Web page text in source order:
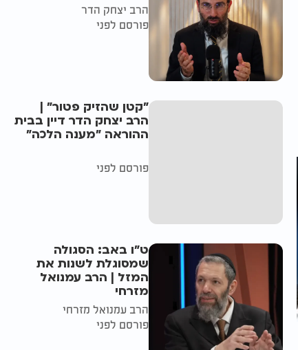
הרב יצחק הדר
פורסם לפני
"קטן שהזיק פטור" |
הרב יצחק הדר דיין בבית
ההוראה "מענה הלכה"
פורסם לפני
ט"ו באב: הסגולה
שמסוגלת לשנות את
המזל | הרב עמנואל
מזרחי
הרב עמנואל מזרחי
פורסם לפני